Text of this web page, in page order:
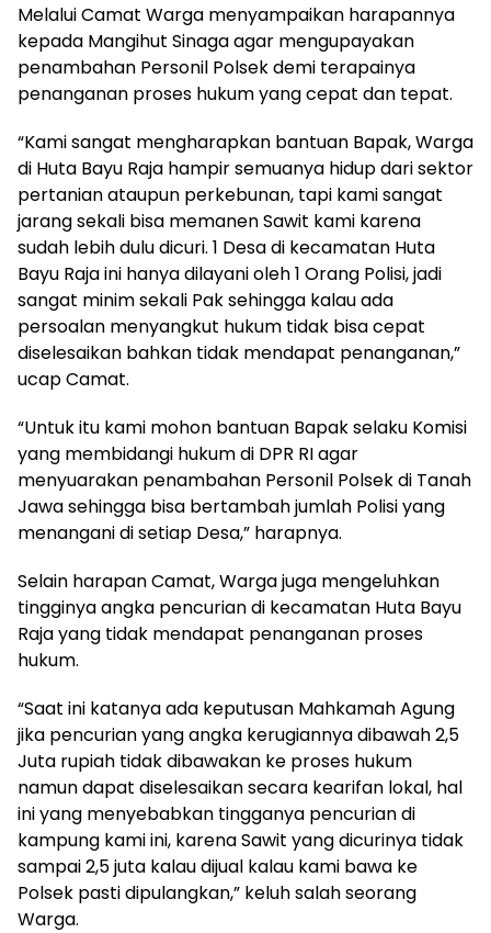
Melalui Camat Warga menyampaikan harapannya
kepada Mangihut Sinaga agar mengupayakan
penambahan Personil Polsek demi terapainya
penanganan proses hukum yang cepat dan tepat.
“Kami sangat mengharapkan bantuan Bapak, Warga
di Huta Bayu Raja hampir semuanya hidup dari sektor
pertanian ataupun perkebunan, tapi kami sangat
jarang sekali bisa memanen Sawit kami karena
sudah lebih dulu dicuri. 1 Desa di kecamatan Huta
Bayu Raja ini hanya dilayani oleh 1 Orang Polisi, jadi
sangat minim sekali Pak sehingga kalau ada
persoalan menyangkut hukum tidak bisa cepat
diselesaikan bahkan tidak mendapat penanganan,”
ucap Camat.
“Untuk itu kami mohon bantuan Bapak selaku Komisi
yang membidangi hukum di DPR RI agar
menyuarakan penambahan Personil Polsek di Tanah
Jawa sehingga bisa bertambah jumlah Polisi yang
menangani di setiap Desa,” harapnya.
Selain harapan Camat, Warga juga mengeluhkan
tingginya angka pencurian di kecamatan Huta Bayu
Raja yang tidak mendapat penanganan proses
hukum.
“Saat ini katanya ada keputusan Mahkamah Agung
jika pencurian yang angka kerugiannya dibawah 2,5
Juta rupiah tidak dibawakan ke proses hukum
namun dapat diselesaikan secara kearifan lokal, hal
ini yang menyebabkan tingganya pencurian di
kampung kami ini, karena Sawit yang dicurinya tidak
sampai 2,5 juta kalau dijual kalau kami bawa ke
Polsek pasti dipulangkan,” keluh salah seorang
Warga.